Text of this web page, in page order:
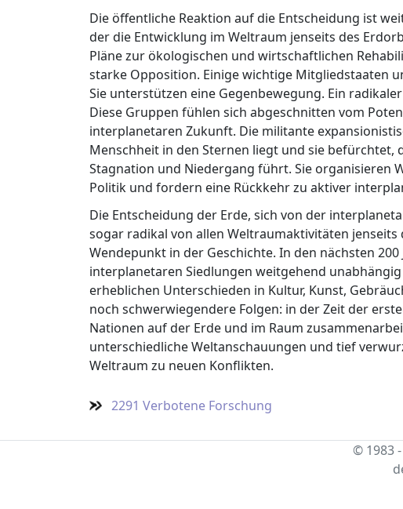
Die öffentliche Reaktion auf die Entscheidung ist
der die Entwicklung im Weltraum jenseits des
Pläne zur ökologischen und wirtschaftlichen
starke Opposition. Einige wichtige Mitgliedstaaten
Sie unterstützen eine Gegenbewegung. Ein
Diese Gruppen fühlen sich abgeschnitten vom
interplanetaren Zukunft. Die militante
Menschheit in den Sternen liegt und sie befürchtet,
Stagnation und Niedergang führt. Sie organisieren
Politik und fordern eine Rückkehr zu aktiver
Die Entscheidung der Erde, sich von der
sogar radikal von allen Weltraumaktivitäten
Wendepunkt in der Geschichte. In den nächsten
interplanetaren Siedlungen weitgehend
erheblichen Unterschieden in Kultur, Kunst,
noch schwerwiegendere Folgen: in der Zeit der
Nationen auf der Erde und im Raum
unterschiedliche Weltanschauungen und tief
Weltraum zu neuen Konflikten.
2291 Verbotene Forschung
© 1983